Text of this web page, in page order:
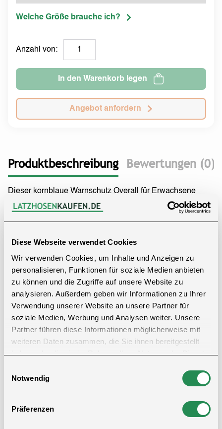
Diese Webseite verwendet Cookies
Wir verwenden Cookies, um Inhalte und Anzeigen zu
personalisieren, Funktionen für soziale Medien anbieten
zu können und die Zugriffe auf unsere Website zu
analysieren. Außerdem geben wir Informationen zu Ihrer
Verwendung unserer Website an unsere Partner für
soziale Medien, Werbung und Analysen weiter. Unsere
Partner führen diese Informationen möglicherweise mit
weiteren Daten zusammen, die Sie ihnen bereitgestellt
haben oder die sie im Rahmen Ihrer Nutzung der Dienste
Notwendig
Präferenzen
Welche Größe brauche ich?
Anzahl von:
In den Warenkorb legen
Angebot anfordern
Produktbeschreibung Bewertungen (0)
Dieser kornblaue Warnschutz Overall für Erwachsene
verbindet Komfort mit zusätzlicher Sichtbarkeit bei der
Arbeit. Die reflektierenden Streifen sorgen dafür, dass Sie
sind.
Der Overall besteht aus 100% Baumwolle mit einem
Stoffgewicht von 200 g/m². Dadurch ist er atmungsaktiv
und angenehm zu tragen, gleichzeitig aber robust genug
für den täglichen Einsatz.
Der verdeckte Druckknopfverschluss ermöglicht ein
einfaches An- und Ausziehen. Der elastische Bund und die
Rückenfalten sorgen für eine bequeme Passform und
mehr Bewegungsfreiheit.
Ausgestattet mit zwei Brusttaschen mit Klappe, zwei
Gesäßtasche, einer Zollstocktasche und Knietaschen
bietet der Overall viel Stauraum und zusätzlichen Schutz.